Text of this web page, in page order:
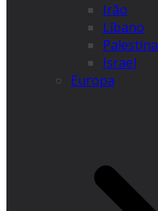
Irão
Líbano
Palestina
Israel
Europa